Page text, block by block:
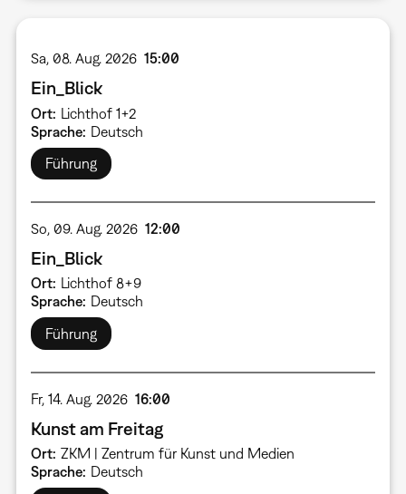
Sa, 08. Aug. 2026 15:00
Ein_Blick
Ort Lichthof 1+2
Sprache Deutsch
Führung
So, 09. Aug. 2026 12:00
Ein_Blick
Ort
Lichthof 8+9
Sprache
Deutsch
Führung
Fr, 14. Aug. 2026 16:00
Kunst am Freitag
Ort ZKM | Zentrum für Kunst und Medien
Sprache Deutsch